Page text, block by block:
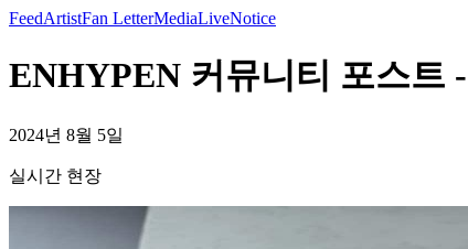
FeedArtistFan LetterMediaLiveNotice
ENHYPEN 커뮤니티 포스트
2024년 8월 5일
실시간 현장